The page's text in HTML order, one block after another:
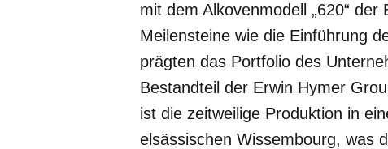
mit dem Alkovenmodell „620“
Meilensteine wie die Einführung
prägten das Portfolio des
Bestandteil der Erwin Hymer
ist die zeitweilige Produktion in
elsässischen Wissembourg, was